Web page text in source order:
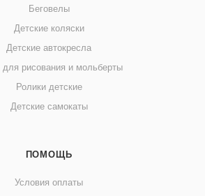
Беговелы
Детские коляски
Детские автокресла
для рисования и мольберты
Ролики детские
Детские самокаты
ПОМОЩЬ
Условия оплаты